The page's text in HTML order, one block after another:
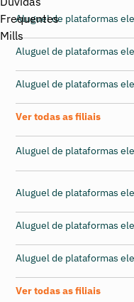
Aluguel de plataformas
Aluguel de plataformas
Aluguel de plataformas
Ver todas as filiais
Aluguel de plataformas
Aluguel de plataformas
Aluguel de plataformas
Aluguel de plataformas
Ver todas as filiais